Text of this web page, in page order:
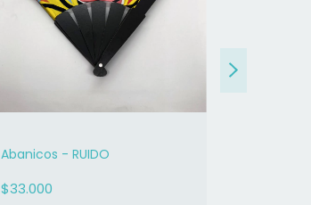
Abanicos - RUIDO
$33.000